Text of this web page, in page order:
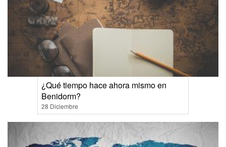
¿Qué tiempo hace ahora mismo en
Benidorm?
28 Diciembre